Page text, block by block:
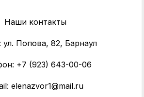
Наши контакты
ул. Попова, 82, Барнаул
+7 (923) 643-00-06
elenazvor1@mail.ru